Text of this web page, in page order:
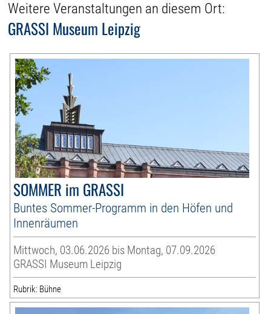
Weitere Veranstaltungen an diesem Ort:
GRASSI Museum Leipzig
SOMMER im GRASSI
Buntes Sommer-Programm in den Höfen und
Innenräumen
Mittwoch, 03.06.2026 bis Montag, 07.09.2026
GRASSI Museum Leipzig
Rubrik: Bühne